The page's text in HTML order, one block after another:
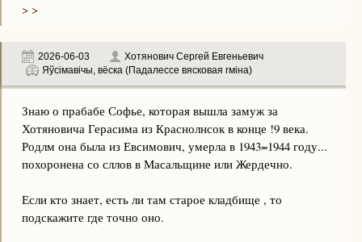
> >
2026-06-03
Хотянович Сергей Евгеньевич
Яўсімавічы, вёска (Падалессе вясковая гміна)
Знаю о прабабе Софье, которая вышла замуж за
Хотяновича Герасима из Краснолнсок в конце !9 века.
Родлм она была из Евсимович, умерла в 1943=1944 году...
похоронена со сллов в Масальщине или Жердечно.
Если кто знает, есть ли там старое кладбище , то
подскажите где точно оно.